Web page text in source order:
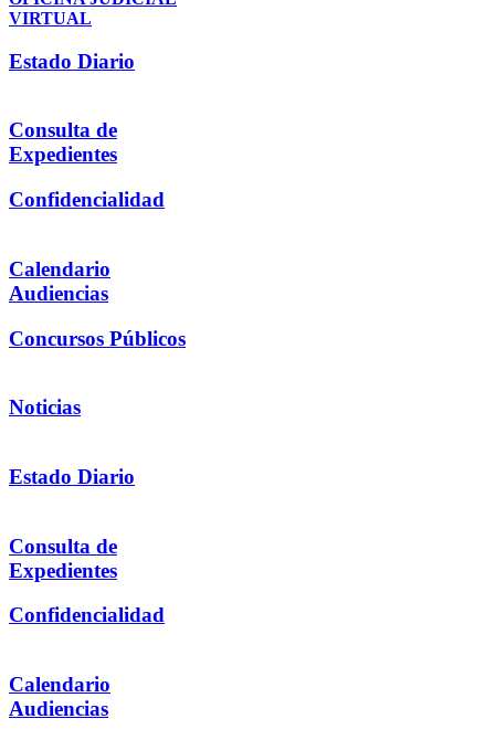
VIRTUAL
Estado Diario
Consulta de
Expedientes
Confidencialidad
Calendario
Audiencias
Concursos Públicos
Noticias
Estado Diario
Consulta de
Expedientes
Confidencialidad
Calendario
Audiencias